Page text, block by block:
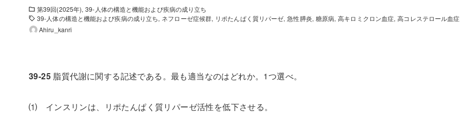
第39回(2025年) 39-人体の構造と機能および疾病の成り立ち
39-人体の構造と機能および疾病の成り立ち ネフローゼ症候群 リポたんぱく質リパーゼ 急性膵炎 糖原病 高キロミクロン血症 高コレステロール血症
Ahiru_kanri
39-25 脂質代謝に関する記述である。最も適当なのはどれか。 1つ選べ。
⑴ インスリンは、リポたんぱく質リパーゼ活性を低下させる。